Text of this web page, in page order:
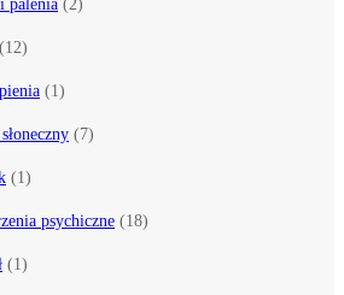
(12)
(1)
(7)
(1)
psychiczne (18)
(1)